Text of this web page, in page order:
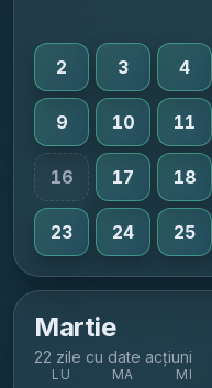
2 3 4
9 10 11
16 17 18
23 24 25
Martie
22 zile cu date acțiuni
LU MA MI